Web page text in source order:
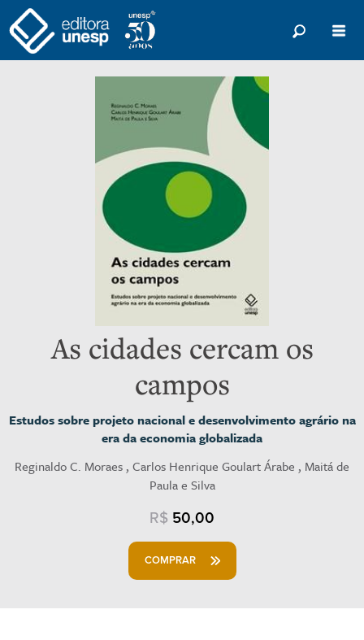
As cidades cercam os
campos
Estudos sobre projeto nacional e desenvolvimento agrário na
era da economia globalizada
Reginaldo C. Moraes , Carlos Henrique Goulart Árabe , Maitá de
Paula e Silva
R$ 50,00
COMPRAR